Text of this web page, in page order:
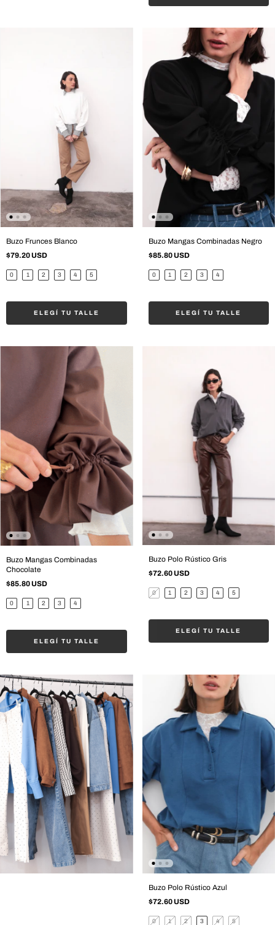
Buzo Frunces Blanco
$79.20 USD
0 1 2 3 4 5
ELEGÍ TU TALLE
Buzo Mangas Combinadas Negro
$85.80 USD
0 1 2 3 4
ELEGÍ TU TALLE
Buzo Mangas Combinadas
Chocolate
$85.80 USD
0 1 2 3 4
ELEGÍ TU TALLE
Buzo Polo Rústico Gris
$72.60 USD
0 1 2 3 4 5
ELEGÍ TU TALLE
Buzo Polo Rústico Azul
$72.60 USD
0 1 2 3 4 5